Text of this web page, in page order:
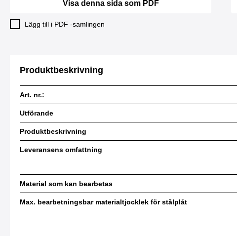
Visa denna sida som PDF
Lägg till i PDF -samlingen
Produktbeskrivning
Art. nr.:
Utförande
Produktbeskrivning
Leveransens omfattning
Material som kan bearbetas
Max. bearbetningsbar materialtjocklek för stålplåt